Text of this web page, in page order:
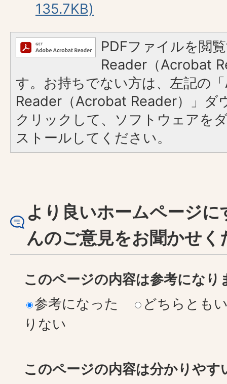
135.7KB)
PDFファイルを閲
Reader（Acrobat
す。お持ちでない方は、左記の
Reader（Acrobat Reader）」ダ
クリックして、ソフトウェアを
ストールしてください。
より良いホームページ
んのご意見をお聞かせく
このページの内容は参考になり
参考になった
どちらとも
りない
このページの内容は分かりやす